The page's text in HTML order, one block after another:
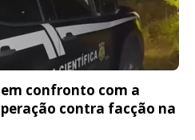
confronto com a
contra facção na